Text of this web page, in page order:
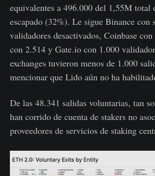
equivalentes a 496.000 del 1,55M total
escapado (32%). Le sigue Binance con
validadores desactivados, Coinbase
con 2.514 y Gate.io con 1.000
exchanges tuvieron menos de 1.000
mencionar que Lido aún no ha
De las 48.341 salidas voluntarias, tan
han corrido de cuenta de stakers no
proveedores de servicios de staking